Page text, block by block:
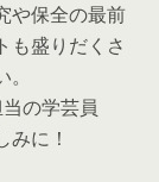
や保全の最前
も盛りだくさ
の学芸員
みに！